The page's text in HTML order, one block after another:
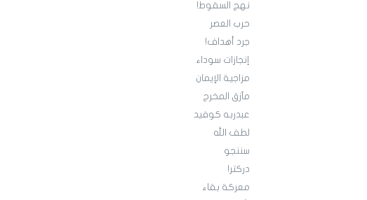
نهج السقوط!
حرب العصر
جرد أهداف!
إنجازات سوداء
مزاجية الإيمان
مآزق المخرج
عبدربه كوفيد
لطف الله
سننجو
دركتر!
معركة بقاء